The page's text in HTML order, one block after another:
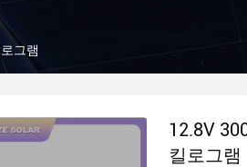
그램
12.8V
킬로그램